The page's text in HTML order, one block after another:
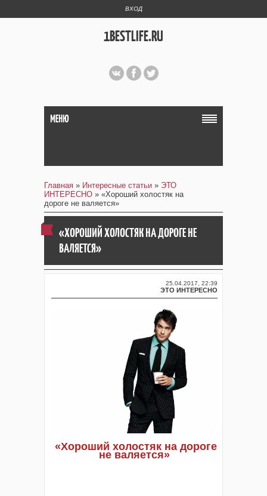
ВХОД
1BESTLIFE.RU
МЕНЮ
Главная » Интересные статьи » ЭТО
ИНТЕРЕСНО » «Хороший холостяк на
дороге не валяется»
«ХОРОШИЙ ХОЛОСТЯК НА ДОРОГЕ НЕ
ВАЛЯЕТСЯ»
25.04.2017, 22:39
ЭТО ИНТЕРЕСНО
«Хороший холостяк на дороге
не валяется»